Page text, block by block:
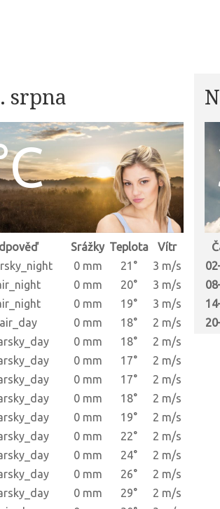
srpna
Srážky Teplota
Vítr
0 mm 21°
3 m/s
0 mm 20°
3 m/s
0 mm 19°
3 m/s
0 mm 18°
2 m/s
0 mm 18°
2 m/s
0 mm 17°
2 m/s
0 mm 17°
2 m/s
0 mm 18°
2 m/s
0 mm 19°
2 m/s
0 mm 22°
2 m/s
0 mm 24°
2 m/s
0 mm 26°
2 m/s
0 mm 29°
2 m/s